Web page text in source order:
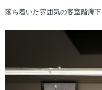
落ち着いた雰囲気の客室階廊下